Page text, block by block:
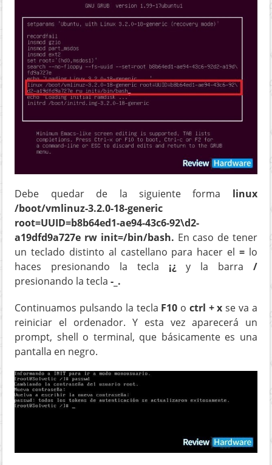
Debe quedar de la siguiente forma linux
/boot/vmlinuz-3.2.0-18-generic
root=UUID=b8b64ed1-ae94-43c6-92\d2-
a19dfd9a727e rw init=/bin/bash. En caso de tener
un teclado distinto al castellano para hacer el =lo
haces presionando la tecla ¡¿ y la barra /
presionando la tecla -_.
Continuamos pulsando la tecla F10 o ctrl + x se va a
reiniciar el ordenador. Y esta vez aparecerá un
prompt, shell o terminal, que básicamente es una
pantalla en negro.